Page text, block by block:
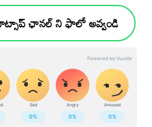
ఛానల్ ని ఫాలో అవ్వండి